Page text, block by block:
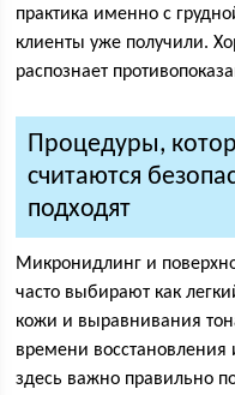
практика именно с
клиенты уже получили.
распознает
Процедуры,
считаются
подходят
Микронидлинг и
часто выбирают как
кожи и выравнивания
времени
здесь важно правильно